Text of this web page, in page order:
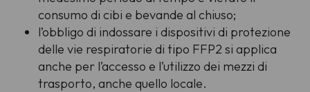
consumo di cibi e bevande al chiuso;
l’obbligo di indossare i dispositivi di protezione
delle vie respiratorie di tipo FFP2 si applica
anche per l’accesso e l’utilizzo dei mezzi di
trasporto, anche quello locale.